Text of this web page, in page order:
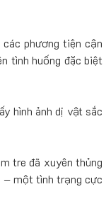
phương tiện cận
tình huống đặc biệt
hình ảnh dị vật sắc
tre đã xuyên thủng
– một tình trạng cực